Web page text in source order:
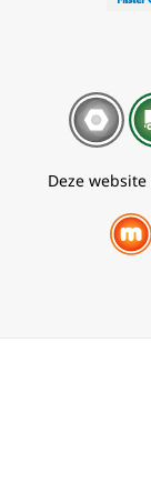
Deze